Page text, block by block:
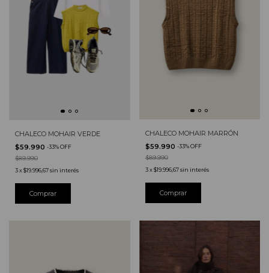
CHALECO MOHAIR VERDE
$59.990 -33%OFF
$89.990
3x$19.996,67sin interés
CHALECO MOHAIR MARRÓN
$59.990 -33%OFF
$89.990
3 x$19.996,67 sin interés